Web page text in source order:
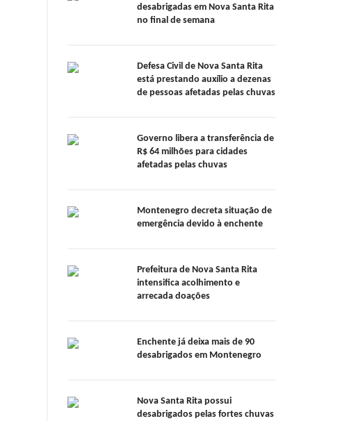
desabrigadas em Nova Santa Rita
no final de semana
Defesa Civil de Nova Santa Rita
está prestando auxílio a dezenas
de pessoas afetadas pelas chuvas
Governo libera a transferência de
R$ 64 milhões para cidades
afetadas pelas chuvas
Montenegro decreta situação de
emergência devido à enchente
Prefeitura de Nova Santa Rita
intensifica acolhimento e
arrecada doações
Enchente já deixa mais de 90
desabrigados em Montenegro
Nova Santa Rita possui
desabrigados pelas fortes chuvas